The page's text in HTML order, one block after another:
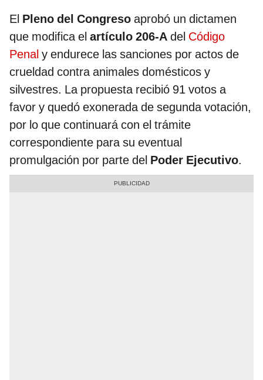
El Pleno del Congreso aprobó un dictamen
que modifica el artículo 206-A del Código
Penal y endurece las sanciones por actos de
crueldad contra animales domésticos y
silvestres. La propuesta recibió 91 votos a
favor y quedó exonerada de segunda votación,
por lo que continuará con el trámite
correspondiente para su eventual
promulgación por parte del Poder Ejecutivo.